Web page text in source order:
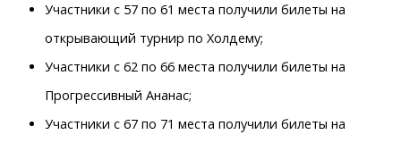
Участники с 57 по 61 места получили билеты на
открывающий турнир по Холдему;
Участники с 62 по 66 места получили билеты на
Прогрессивный Ананас;
Участники с 67 по 71 места получили билеты на